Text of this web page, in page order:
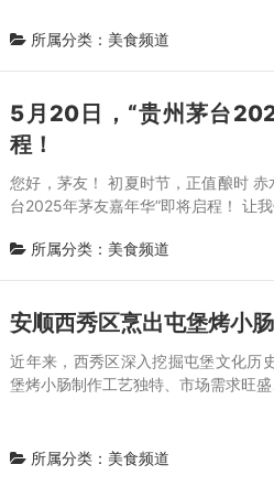
所属分类：美食频道
5月20日，“贵州茅台
程！
您好，茅友！ 初夏时节，正值酿时
台2025年茅友嘉年华”即将启程！ 让
所属分类：美食频道
安顺西秀区烹出屯堡烤小
近年来，西秀区深入挖掘屯堡文化历
堡烤小肠制作工艺独特、市场需求旺
所属分类：美食频道